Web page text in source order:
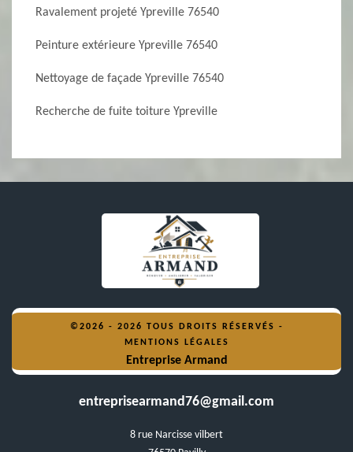
Ravalement projeté Ypreville 76540
Peinture extérieure Ypreville 76540
Nettoyage de façade Ypreville 76540
Recherche de fuite toiture Ypreville
©2026 - 2026 TOUS DROITS RÉSERVÉS -
MENTIONS LÉGALES
Entreprise Armand
entreprisearmand76@gmail.com
8 rue Narcisse vilbert